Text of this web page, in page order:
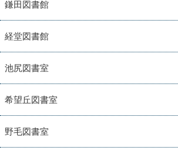
鎌田図書館
経堂図書館
池尻図書室
希望丘図書室
野毛図書室